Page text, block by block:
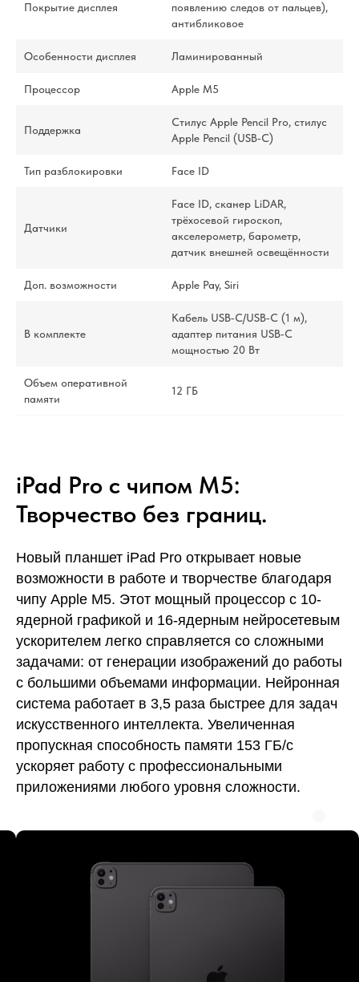
Покрытие дисплея
появлению следов от пальцев),
антибликовое
Особенности дисплея Ламинированный
Процессор Apple M5
Поддержка
Стилус Apple Pencil Pro, стилус
Apple Pencil (USB‑C)
Тип разблокировки Face ID
Датчики
Face ID, сканер LiDAR,
трёхосевой гироскоп,
акселерометр, барометр,
датчик внешней освещённости
Доп. возможности Apple Pay, Siri
В комплекте
Кабель USB‑C/USB‑C (1 м),
адаптер питания USB‑C
мощностью 20 Вт
Объем оперативной
памяти
12 ГБ
iPad Pro с чипом M5:
Творчество без границ.
Новый планшет iPad Pro открывает новые
возможности в работе и творчестве благодаря
чипу Apple M5. Этот мощный процессор с 10-
ядерной графикой и 16-ядерным нейросетевым
ускорителем легко справляется со сложными
задачами: от генерации изображений до работы
с большими объемами информации. Нейронная
система работает в 3,5 раза быстрее для задач
искусственного интеллекта. Увеличенная
пропускная способность памяти 153 ГБ/с
ускоряет работу с профессиональными
приложениями любого уровня сложности.